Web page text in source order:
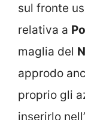
sul fronte
relativa a
maglia del
approdo
proprio gli
inserirlo